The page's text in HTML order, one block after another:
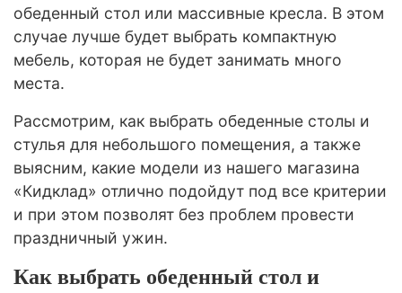
обеденный стол или массивные кресла. В этом
случае лучше будет выбрать компактную
мебель, которая не будет занимать много
места.
Рассмотрим, как выбрать обеденные столы и
стулья для небольшого помещения, а также
выясним, какие модели из нашего магазина
«Кидклад» отлично подойдут под все критерии
и при этом позволят без проблем провести
праздничный ужин.
Как выбрать обеденный стол и